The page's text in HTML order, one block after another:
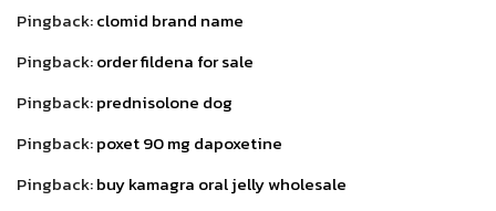
Pingback:clomid brand name
Pingback:order fildena for sale
Pingback:prednisolone dog
Pingback:poxet 90 mg dapoxetine
Pingback:buy kamagra oral jelly wholesale